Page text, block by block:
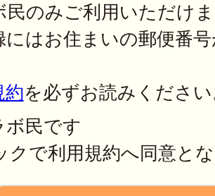
民のみご利用いただけ
にはお住まいの郵便番
約を必ずお読みくださ
民です
クで利用規約へ同意と